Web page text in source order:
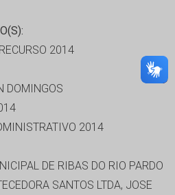
2014
DOMINGOS
2014
DE RIBAS DO RIO PARDO
SANTOS LTDA, JOSE